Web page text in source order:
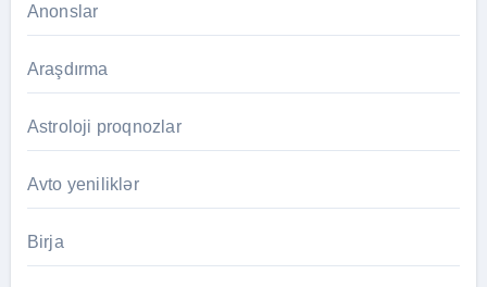
Anonslar
Araşdırma
Astroloji proqnozlar
Avto yeniliklər
Birja